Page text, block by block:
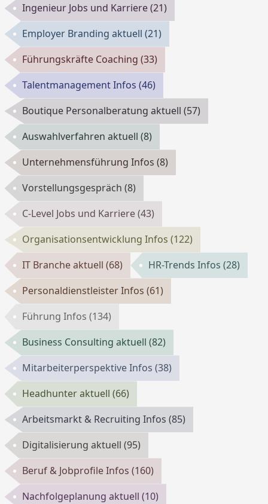
Ingenieur Jobs und Karriere(21)
Employer Branding aktuell(21)
Führungskräfte Coaching(33)
Talentmanagement Infos(46)
Boutique Personalberatung aktuell(57)
Auswahlverfahren aktuell(8)
Unternehmensführung Infos(8)
Vorstellungsgespräch(8)
C-Level Jobs und Karriere(43)
Organisationsentwicklung Infos(122)
IT Branche aktuell(68) HR-Trends Infos(28)
Personaldienstleister Infos(61)
Führung Infos(134)
Business Consulting aktuell(82)
Mitarbeiterperspektive Infos(38)
Headhunter aktuell(66)
Arbeitsmarkt & Recruiting Infos(85)
Digitalisierung aktuell(95)
Beruf & Jobprofile Infos(160)
Nachfolgeplanung aktuell(10)